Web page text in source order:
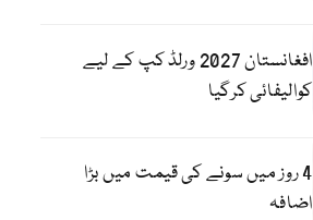
افغانستان 2027 ورلڈ کپ کے لیے
کوالیفائی کرگیا
4 روز میں سونے کی قیمت میں بڑا
اضافہ